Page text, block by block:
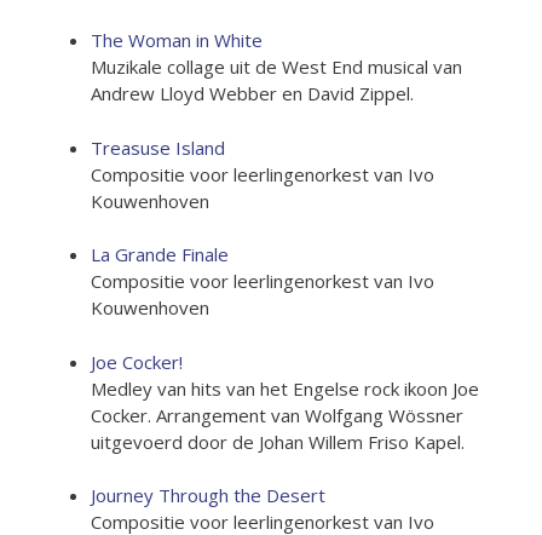
The Woman in White
Muzikale collage uit de West End musical van
Andrew Lloyd Webber en David Zippel.
Treasuse Island
Compositie voor leerlingenorkest van Ivo
Kouwenhoven
La Grande Finale
Compositie voor leerlingenorkest van Ivo
Kouwenhoven
Joe Cocker!
Medley van hits van het Engelse rock ikoon Joe
Cocker. Arrangement van Wolfgang Wössner
uitgevoerd door de Johan Willem Friso Kapel.
Journey Through the Desert
Compositie voor leerlingenorkest van Ivo